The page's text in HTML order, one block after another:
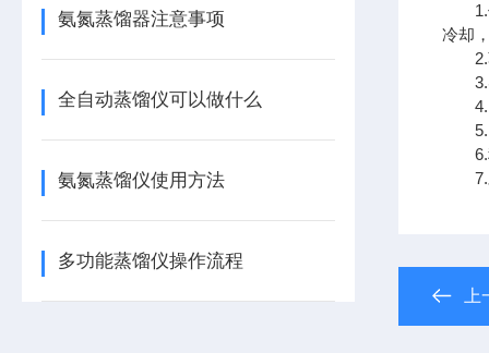
氨氮蒸馏器注意事项
全自动蒸馏仪可以做什么
氨氮蒸馏仪使用方法
多功能蒸馏仪操作流程
1.仪
冷却
2.蒸
3.实
4.当
5.当
6.称
7.对